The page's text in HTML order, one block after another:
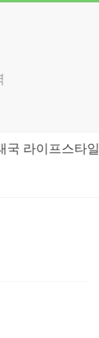
국 라이프스타일